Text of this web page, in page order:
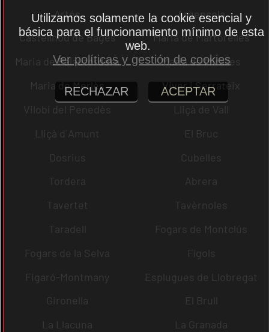
Artés
Argençola
Castellnou de Bages
Maria de Martorelles
Maria de Palautordera
Maria de Miralles
Maria de Merlès
Viver i Serrateix
Vilobí del Penedès
Lliçà de Vall
Lliçà d´Amunt
El Bruc
Dosrius
Cubelles
Tordera
Abrera
Tavertet
Tavèrnoles
Taradell
Fogars de Montclús
Fogars de la Selva
Fígols
Figaró-Montmany
Esplugues de Llobregat
Gironella
El Brull
La Llacuna
La Granada
Utilizamos solamente la cookie esencial y
básica para el funcionamiento mínimo de esta
web.
Ver políticas y gestión de cookies
RECHAZAR ACEPTAR